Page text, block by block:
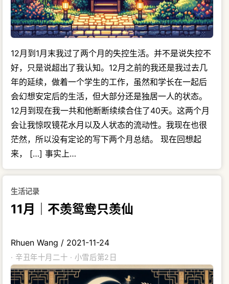
12月到1月末我过了两个月的失控生活。并不是说失控不
好，只是说超出了我认知。12月之前的我还是我过去几
年的延续，做着一个学生的工作，虽然和学长在一起后
会幻想安定后的生活，但大部分还是独居一人的状态。
12月到现在我一共和他断断续续合住了40天。这两个月
会让我惊叹镜花水月以及人状态的流动性。我现在也很
茫然，所以没有定论的写下两个月总结。 现在回想起
来， […] 事实上…
生活记录
11月｜不羡鸳鸯只羡仙
Rhuen Wang / 2021-11-24
· 辛丑年十月二十 · 小雪后第2日